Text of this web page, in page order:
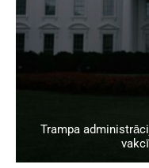
Trampa